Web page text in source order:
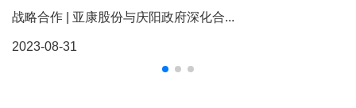
战略合作 | 亚康股份与庆阳政府深化合...
2023-08-31